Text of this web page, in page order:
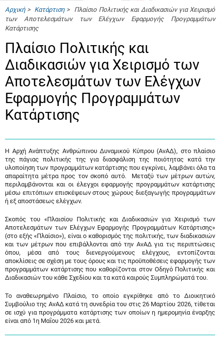
Αρχική> Κατάρτιση> Πλαίσιο Πολιτικής και Διαδικασιών για Χειρισμό
των Αποτελεσμάτων των Ελέγχων Εφαρμογής Προγραμμάτων
Κατάρτισης
Πλαίσιο Πολιτικής και
Διαδικασιών για Χειρισμό των
Αποτελεσμάτων των Ελέγχων
Εφαρμογής Προγραμμάτων
Κατάρτισης
Η Αρχή Ανάπτυξης Ανθρώπινου Δυναμικού Κύπρου (ΑνΑΔ), στο πλαίσιο
της πάγιας πολιτικής της για διασφάλιση της ποιότητας κατά την
υλοποίηση των προγραμμάτων κατάρτισης που εγκρίνει, λαμβάνει όλα τα
απαραίτητα μέτρα προς τον σκοπό αυτό. Μεταξύ των μέτρων αυτών,
περιλαμβάνονται και οι έλεγχοι εφαρμογής προγραμμάτων κατάρτισης
μέσω επιτόπιων επισκέψεων στους χώρους διεξαγωγής προγραμμάτων
ή εξ αποστάσεως ελέγχων.
Σκοπός του «Πλαισίου Πολιτικής και Διαδικασιών για Χειρισμό των
Αποτελεσμάτων των Ελέγχων Εφαρμογής Προγραμμάτων Κατάρτισης»
(στο εξής «Πλαίσιο»), είναι ο καθορισμός της πολιτικής, των διαδικασιών
και των μέτρων που επιβάλλονται από την ΑνΑΔ για τις περιπτώσεις
όπου, μέσα από τους διενεργούμενους ελέγχους, εντοπίζονται
αποκλίσεις σε σχέση με τους όρους και τις προϋποθέσεις εφαρμογής των
προγραμμάτων κατάρτισης που καθορίζονται στον Οδηγό Πολιτικής και
Διαδικασιών του κάθε Σχεδίου και τα κατά καιρούς Συμπληρώματά του.
Το αναθεωρημένο Πλαίσιο, το οποίο εγκρίθηκε από το Διοικητικό
Συμβούλιο της ΑνΑΔ κατά τη συνεδρία του στις 26 Μαρτίου 2026, τίθεται
σε ισχύ για προγράμματα κατάρτισης των οποίων η ημερομηνία έναρξης
είναι από 1η Μαΐου 2026 και μετά.